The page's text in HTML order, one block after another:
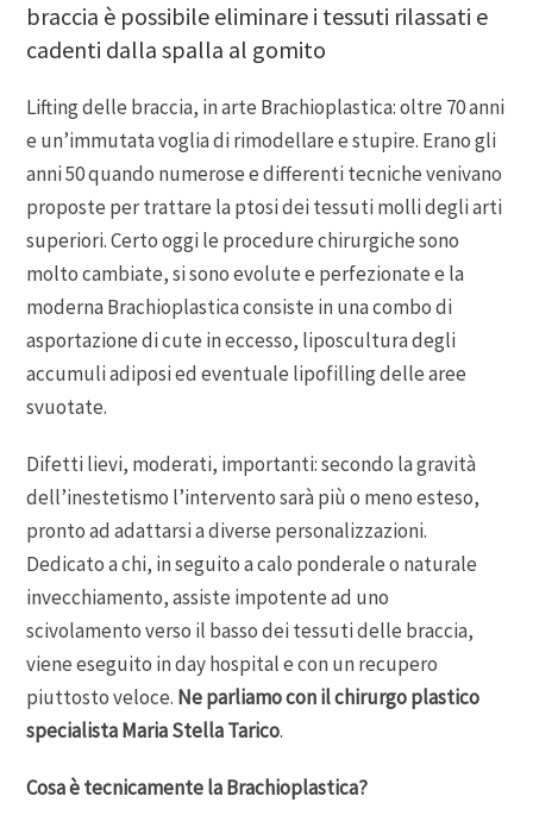
braccia è possibile eliminare i tessuti rilassati e
cadenti dalla spalla al gomito
Lifting delle braccia, in arte Brachioplastica: oltre 70 anni
e un’immutata voglia di rimodellare e stupire. Erano gli
anni 50 quando numerose e differenti tecniche venivano
proposte per trattare la ptosi dei tessuti molli degli arti
superiori. Certo oggi le procedure chirurgiche sono
molto cambiate, si sono evolute e perfezionate e la
moderna Brachioplastica consiste in una combo di
asportazione di cute in eccesso, liposcultura degli
accumuli adiposi ed eventuale lipofilling delle aree
svuotate.
Difetti lievi, moderati, importanti: secondo la gravità
dell’inestetismo l’intervento sarà più o meno esteso,
pronto ad adattarsi a diverse personalizzazioni.
Dedicato a chi, in seguito a calo ponderale o naturale
invecchiamento, assiste impotente ad uno
scivolamento verso il basso dei tessuti delle braccia,
viene eseguito in day hospital e con un recupero
piuttosto veloce. Ne parliamo con il chirurgo plastico
specialista Maria Stella Tarico.
Cosa è tecnicamente la Brachioplastica?